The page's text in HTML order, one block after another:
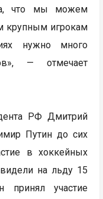
что мы можем
крупным игрокам
нужно много
— отмечает
РФ Дмитрий
Путин до сих
в хоккейных
на льду 15
принял участие